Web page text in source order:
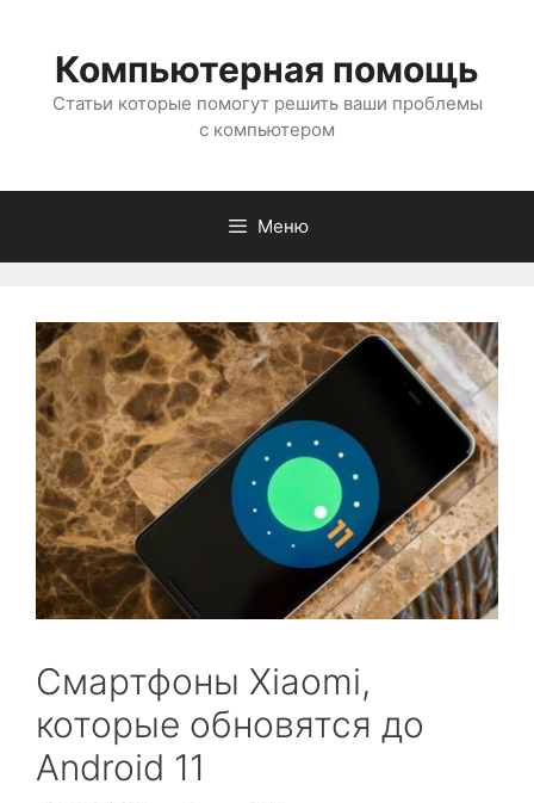
содержимому
Компьютерная помощь
Статьи которые помогут решить ваши проблемы
с компьютером
Меню
Смартфоны Xiaomi,
которые обновятся до
Android 11